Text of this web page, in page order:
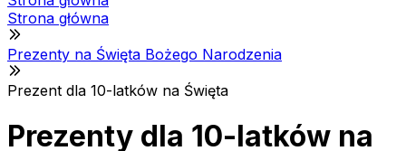
Strona główna
Prezenty na Święta Bożego Narodzenia
Prezent dla 10-latków na Święta
Prezenty dla 10-latków na